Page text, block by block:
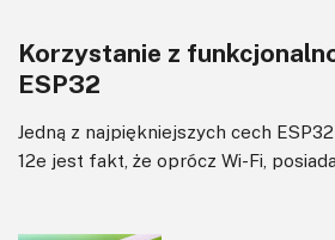
Korzystanie z
ESP32
Jedną z najpiękniejszych cech
12e jest fakt, że oprócz Wi-Fi, posiada